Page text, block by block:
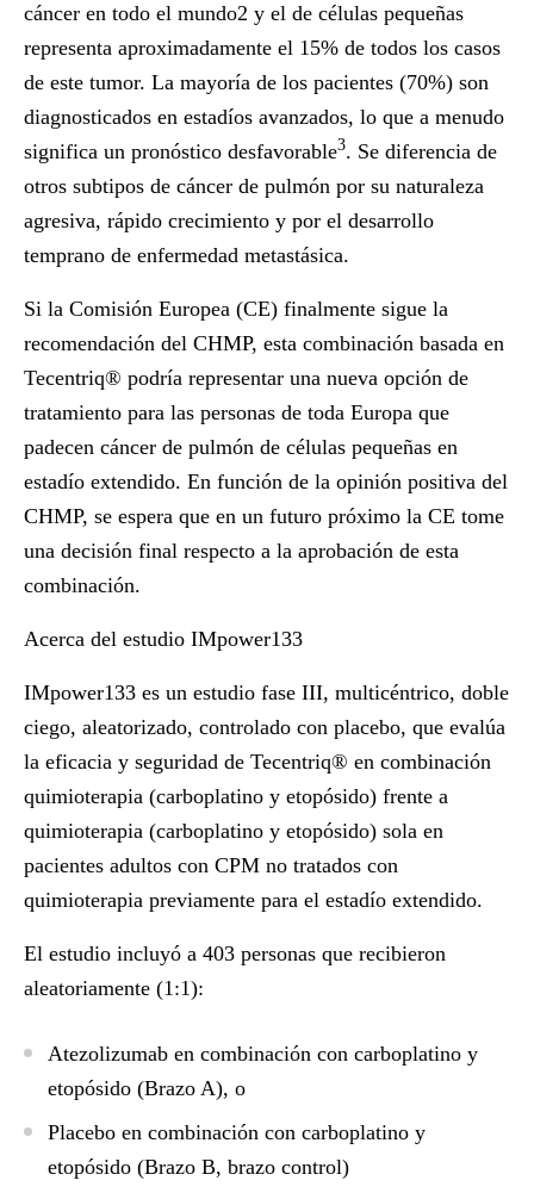
cáncer en todo el mundo2 y el de células pequeñas
representa aproximadamente el 15% de todos los casos
de este tumor. La mayoría de los pacientes (70%) son
diagnosticados en estadíos avanzados, lo que a menudo
significa un pronóstico desfavorable3. Se diferencia de
otros subtipos de cáncer de pulmón por su naturaleza
agresiva, rápido crecimiento y por el desarrollo
temprano de enfermedad metastásica.
Si la Comisión Europea (CE) finalmente sigue la
recomendación del CHMP, esta combinación basada en
Tecentriq® podría representar una nueva opción de
tratamiento para las personas de toda Europa que
padecen cáncer de pulmón de células pequeñas en
estadío extendido. En función de la opinión positiva del
CHMP, se espera que en un futuro próximo la CE tome
una decisión final respecto a la aprobación de esta
combinación.
Acerca del estudio IMpower133
IMpower133 es un estudio fase III, multicéntrico, doble
ciego, aleatorizado, controlado con placebo, que evalúa
la eficacia y seguridad de Tecentriq® en combinación
quimioterapia (carboplatino y etopósido) frente a
quimioterapia (carboplatino y etopósido) sola en
pacientes adultos con CPM no tratados con
quimioterapia previamente para el estadío extendido.
El estudio incluyó a 403 personas que recibieron
aleatoriamente (1:1):
Atezolizumab en combinación con carboplatino y
etopósido (Brazo A), o
Placebo en combinación con carboplatino y
etopósido (Brazo B, brazo control)